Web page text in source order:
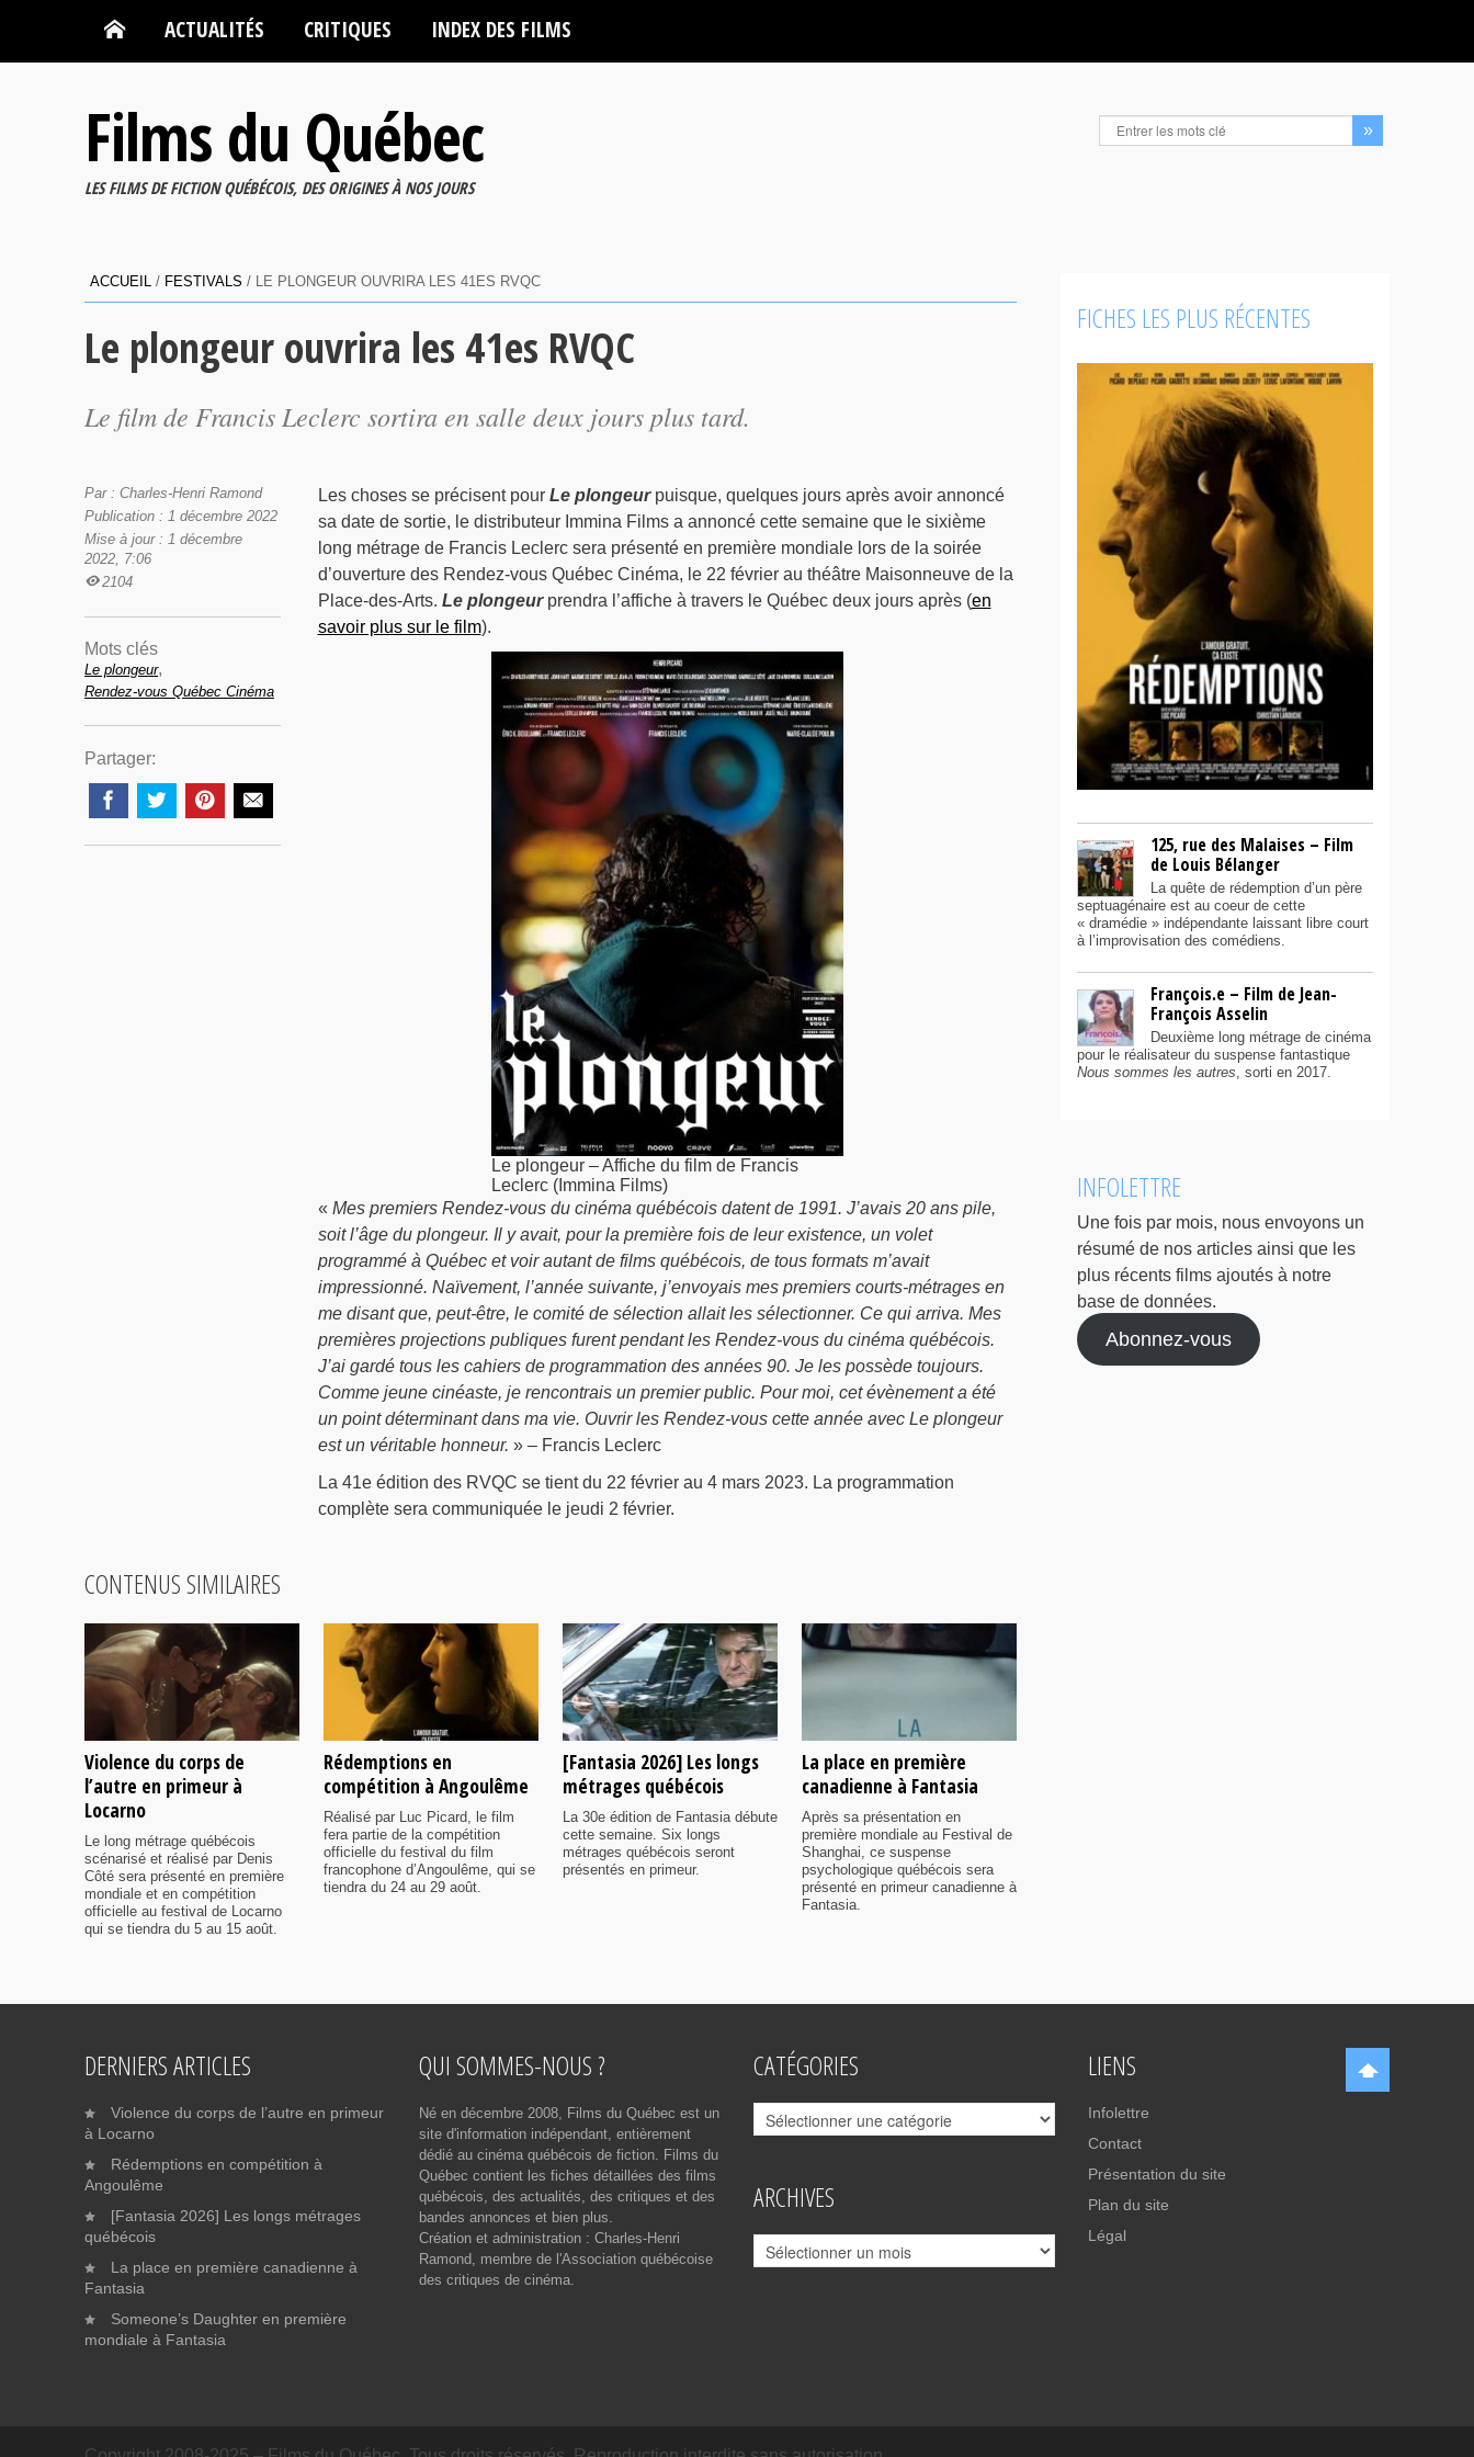
ACTUALITÉS CRITIQUES INDEX DES FILMS
Films du Québec
LES FILMS DE FICTION QUÉBÉCOIS, DES ORIGINES À NOS JOURS
ACCUEIL / FESTIVALS / LE PLONGEUR OUVRIRA LES 41ES RVQC
Le plongeur ouvrira les 41es RVQC
Le film de Francis Leclerc sortira en salle deux jours plus tard.
Les choses se précisent pour Le plongeur puisque, quelques jours après avoir annoncé
sa date de sortie, le distributeur Immina Films a annoncé cette semaine que le sixième
long métrage de Francis Leclerc sera présenté en première mondiale lors de la soirée
d’ouverture des Rendez-vous Québec Cinéma, le 22 février au théâtre Maisonneuve de la
Place-des-Arts. Le plongeurprendra l’affiche à travers le Québec deux jours après (en
savoir plus sur le film).
Le plongeur – Affiche du film de Francis
Leclerc (Immina Films)
« Mes premiers Rendez-vous du cinéma québécois datent de 1991. J’avais 20 ans pile,
soit l’âge du plongeur. Il y avait, pour la première fois de leur existence, un volet
programmé à Québec et voir autant de films québécois, de tous formats m’avait
impressionné. Naïvement, l’année suivante, j’envoyais mes premiers courts-métrages en
me disant que, peut-être, le comité de sélection allait les sélectionner. Ce qui arriva. Mes
premières projections publiques furent pendant les Rendez-vous du cinéma québécois.
J’ai gardé tous les cahiers de programmation des années 90. Je les possède toujours.
Comme jeune cinéaste, je rencontrais un premier public. Pour moi, cet évènement a été
un point déterminant dans ma vie. Ouvrir les Rendez-vous cette année avec Le plongeur
est un véritable honneur. » – Francis Leclerc
La 41e édition des RVQC se tient du 22 février au 4 mars 2023. La programmation
complète sera communiquée le jeudi 2 février.
Par : Charles-Henri Ramond
Publication : 1 décembre 2022
Mise à jour : 1 décembre
2022, 7:06
2104
Mots clés
Le plongeur,
Rendez-vous Québec Cinéma
Partager:
CONTENUS SIMILAIRES
Violence du corps de
l’autre en primeur à
Locarno
Le long métrage québécois
scénarisé et réalisé par Denis
Côté sera présenté en première
mondiale et en compétition
officielle au festival de Locarno
qui se tiendra du 5 au 15 août.
Rédemptions en
compétition à Angoulême
Réalisé par Luc Picard, le film
fera partie de la compétition
officielle du festival du film
francophone d’Angoulême, qui se
tiendra du 24 au 29 août.
[Fantasia 2026] Les longs
métrages québécois
La 30e édition de Fantasia débute
cette semaine. Six longs
métrages québécois seront
présentés en primeur.
La place en première
canadienne à Fantasia
Après sa présentation en
première mondiale au Festival de
Shanghai, ce suspense
psychologique québécois sera
présenté en primeur canadienne à
Fantasia.
FICHES LES PLUS RÉCENTES
125, rue des Malaises – Film
de Louis Bélanger
La quête de rédemption d’un père
septuagénaire est au coeur de cette
« dramédie » indépendante laissant libre court
à l’improvisation des comédiens.
François.e – Film de Jean-
François Asselin
Deuxième long métrage de cinéma
pour le réalisateur du suspense fantastique
Nous sommes les autres, sorti en 2017.
INFOLETTRE
Une fois par mois, nous envoyons un
résumé de nos articles ainsi que les
plus récents films ajoutés à notre
base de données.
Abonnez-vous
DERNIERS ARTICLES
Violence du corps de l’autre en primeur
à Locarno
Rédemptions en compétition à
Angoulême
[Fantasia 2026] Les longs métrages
québécois
La place en première canadienne à
Fantasia
Someone’s Daughter en première
mondiale à Fantasia
QUI SOMMES-NOUS ?
Né en décembre 2008, Films du Québec est un
site d'information indépendant, entièrement
dédié au cinéma québécois de fiction. Films du
Québec contient les fiches détaillées des films
québécois, des actualités, des critiques et des
bandes annonces et bien plus.
Création et administration : Charles-Henri
Ramond, membre de l'Association québécoise
des critiques de cinéma.
CATÉGORIES
Catégories
ARCHIVES
Archives
LIENS
Infolettre
Contact
Présentation du site
Plan du site
Légal